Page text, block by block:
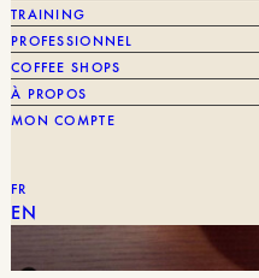
TRAINING
PROFESSIONNEL
COFFEE SHOPS
À PROPOS
MON COMPTE
FR
EN